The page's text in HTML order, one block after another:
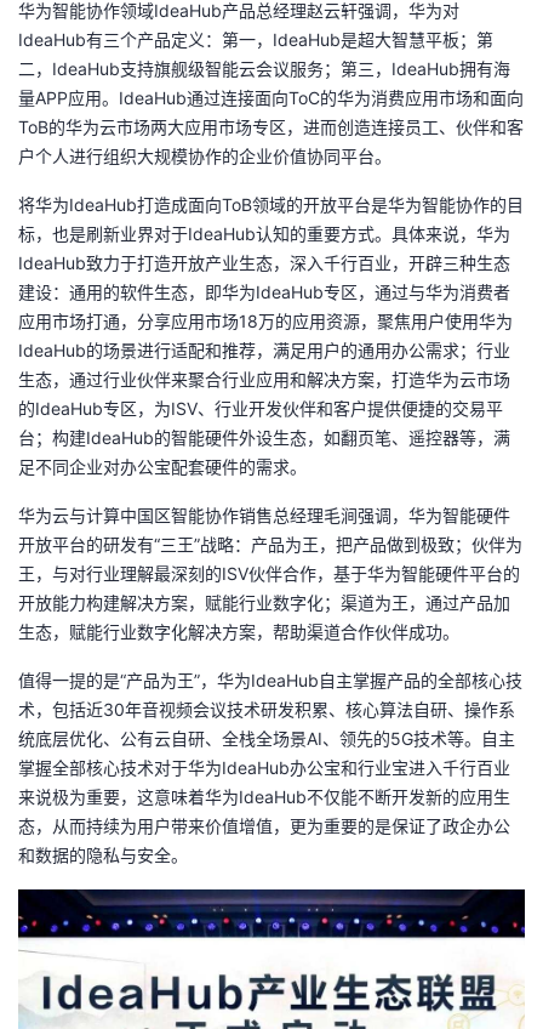
华为智能协作领域IdeaHub产品总经理赵云轩强调，华为对
IdeaHub有三个产品定义：第一，IdeaHub是超大智慧平板；第
二，IdeaHub支持旗舰级智能云会议服务；第三，IdeaHub拥有海
量APP应用。IdeaHub通过连接面向ToC的华为消费应用市场和面向
ToB的华为云市场两大应用市场专区，进而创造连接员工、伙伴和客
户个人进行组织大规模协作的企业价值协同平台。
将华为IdeaHub打造成面向ToB领域的开放平台是华为智能协作的目
标，也是刷新业界对于IdeaHub认知的重要方式。具体来说，华为
IdeaHub致力于打造开放产业生态，深入千行百业，开辟三种生态
建设：通用的软件生态，即华为IdeaHub专区，通过与华为消费者
应用市场打通，分享应用市场18万的应用资源，聚焦用户使用华为
IdeaHub的场景进行适配和推荐，满足用户的通用办公需求；行业
生态，通过行业伙伴来聚合行业应用和解决方案，打造华为云市场
的IdeaHub专区，为ISV、行业开发伙伴和客户提供便捷的交易平
台；构建IdeaHub的智能硬件外设生态，如翻页笔、遥控器等，满
足不同企业对办公宝配套硬件的需求。
华为云与计算中国区智能协作销售总经理毛涧强调，华为智能硬件
开放平台的研发有“三王”战略：产品为王，把产品做到极致；伙伴为
王，与对行业理解最深刻的ISV伙伴合作，基于华为智能硬件平台的
开放能力构建解决方案，赋能行业数字化；渠道为王，通过产品加
生态，赋能行业数字化解决方案，帮助渠道合作伙伴成功。
值得一提的是“产品为王”，华为IdeaHub自主掌握产品的全部核心技
术，包括近30年音视频会议技术研发积累、核心算法自研、操作系
统底层优化、公有云自研、全栈全场景AI、领先的5G技术等。自主
掌握全部核心技术对于华为IdeaHub办公宝和行业宝进入千行百业
来说极为重要，这意味着华为IdeaHub不仅能不断开发新的应用生
态，从而持续为用户带来价值增值，更为重要的是保证了政企办公
和数据的隐私与安全。